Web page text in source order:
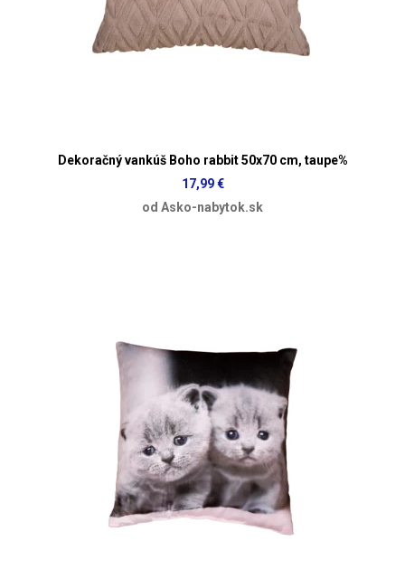
Dekoračný vankúš Boho rabbit 50x70 cm, taupe%
17,99 €
od Asko-nabytok.sk